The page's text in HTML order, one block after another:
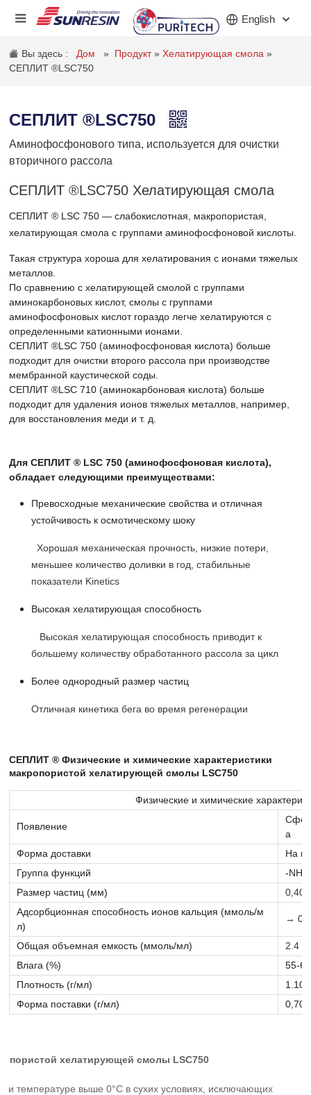
English
ПРОДУКТ
ПРИЛОЖЕНИЕ
ИНВЕСТОРЫ
НОВОСТИ
КОНТАКТ
Вы здесь : Дом » Продукт»Хелатирующая смола»
СЕПЛИТ ®LSC750
СЕПЛИТ ®LSC750
Аминофосфонового типа, используется для очистки
вторичного рассола
СЕПЛИТ ®LSC750 Хелатирующая смола
СЕПЛИТ ® LSC 750 — слабокислотная, макропористая,
хелатирующая смола с группами аминофосфоновой кислоты.
Такая структура хороша для хелатирования с ионами тяжелых
металлов.
По сравнению с хелатирующей смолой с группами
аминокарбоновых кислот, смолы с группами
аминофосфоновых кислот гораздо легче хелатируются с
определенными катионными ионами.
СЕПЛИТ ®LSC 750 (аминофосфоновая кислота) больше
подходит для очистки второго рассола при производстве
мембранной каустической соды.
СЕПЛИТ ®LSC 710 (аминокарбоновая кислота) больше
подходит для удаления ионов тяжелых металлов, например,
для восстановления меди и т. д.
Для СЕПЛИТ ® LSC 750 (аминофосфоновая кислота),
обладает следующими преимуществами:
Превосходные механические свойства и отличная
устойчивость к осмотическому шоку
Хорошая механическая прочность, низкие потери,
меньшее количество доливки в год, стабильные
показатели Kinetics
Высокая хелатирующая способность
Высокая хелатирующая способность приводит к
большему количеству обработанного рассола за цикл
Более однородный размер частиц
Отличная кинетика бега во время регенерации
СЕПЛИТ ® Физические и химические характеристики
макропористой хелатирующей смолы LSC750
Физические и химические
Появление
а
Форма доставки
На из
Группа функций
-
Размер частиц (мм)
0,40-
Адсорбционная способность ионов кальция (ммоль/м
л)
→
Общая объемная емкость (ммоль/мл)
2.4
Влага (%)
55-65
Плотность (г/мл)
1.10-
Форма поставки (г/мл)
0,70-
хелатирующей смолы LSC750
температуре выше 0°C в сухих условиях, исключающих